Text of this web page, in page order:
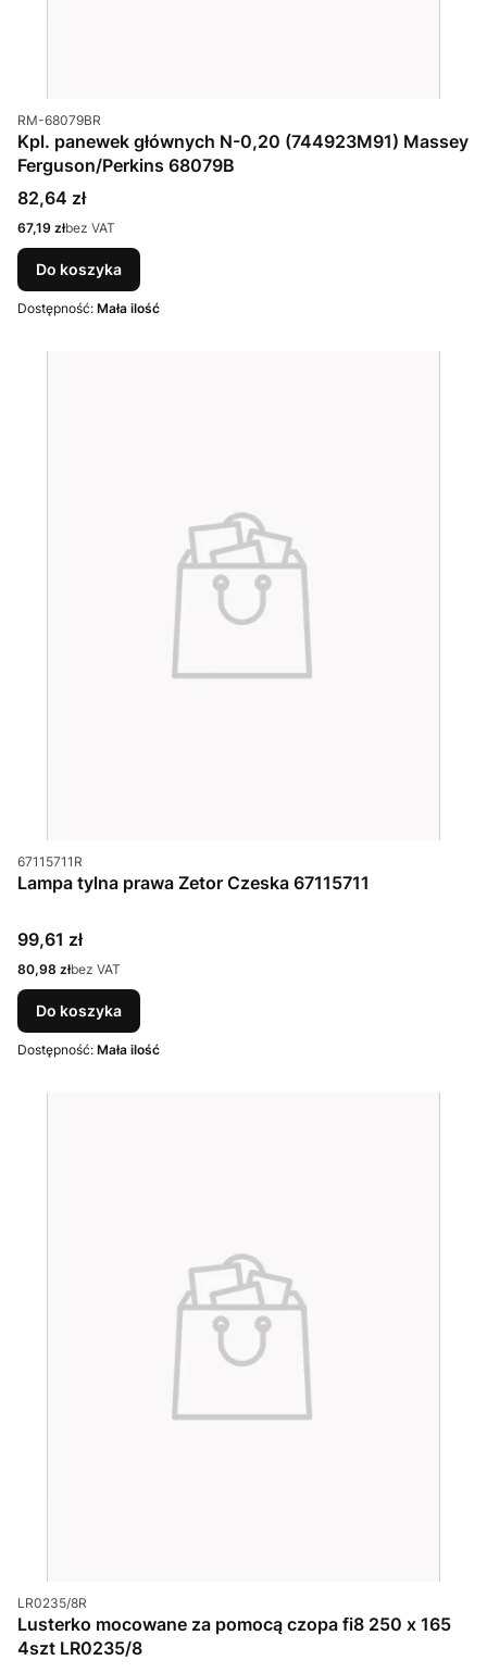
Kod produktu
RM-68079BR
Kpl. panewek głównych N-0,20 (744923M91) Massey
Ferguson/Perkins 68079B
Cena
82,64 zł
Cena
67,19 złbez VAT
Do koszyka
Dostępność: Mała ilość
Kod produktu
67115711R
Lampa tylna prawa Zetor Czeska 67115711
Cena
99,61 zł
Cena
80,98 złbez VAT
Do koszyka
Dostępność: Mała ilość
Kod produktu
LR0235/8R
Lusterko mocowane za pomocą czopa fi8 250 x 165
4szt LR0235/8